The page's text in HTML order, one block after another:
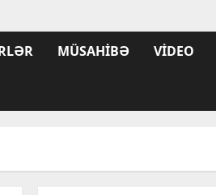
MÜSAHIBƏ VIDEO